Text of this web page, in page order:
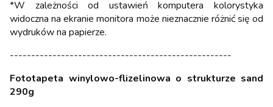
*W zależności od ustawień komputera kolorystyka
widoczna na ekranie monitora może nieznacznie różnić się od
wydruków na papierze.
----------------------------------------------------
Fototapeta winylowo-flizelinowa o strukturze sand
290g